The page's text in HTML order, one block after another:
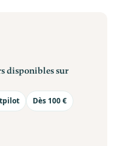
disponibles sur
Dès 100 €